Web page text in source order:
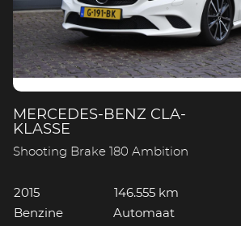
MERCEDES-BENZ CLA-
KLASSE
Shooting Brake 180 Ambition
2015
146.555 km
Benzine
Automaat